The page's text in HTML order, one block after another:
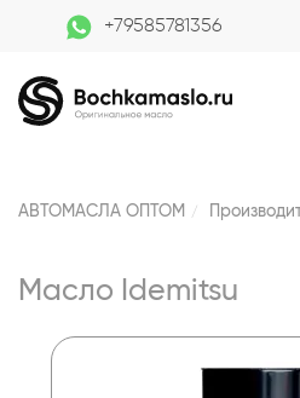
+79585781356
АВТОМАСЛА ОПТОМ
Масло Idemitsu